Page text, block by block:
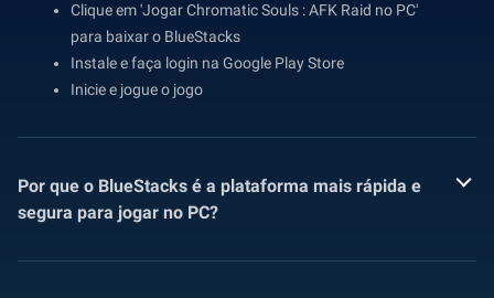
Clique em 'Jogar Chromatic Souls : AFK Raid no PC'
para baixar o BlueStacks
Instale e faça login na Google Play Store
Inicie e jogue o jogo
Por que o BlueStacks é a plataforma mais rápida e
segura para jogar no PC?